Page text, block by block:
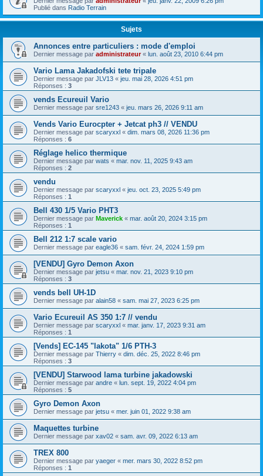
Publié dans Radio Terrain
Sujets
Annonces entre particuliers : mode d'emploi
Dernier message par administrateur« lun. août 23, 2010 6:44 pm
Vario Lama Jakadofski tete tripale
Dernier message par JLV13 « jeu. mai 28, 2026 4:51 pm
Réponses : 3
vends Ecureuil Vario
Dernier message par sre1243 « jeu. mars 26, 2026 9:11 am
Vends Vario Eurocpter + Jetcat ph3 // VENDU
Dernier message par scaryxxl « dim. mars 08, 2026 11:36 pm
Réponses : 6
Réglage helico thermique
Dernier message par wats « mar. nov. 11, 2025 9:43 am
Réponses : 2
vendu
Dernier message par scaryxxl « jeu. oct. 23, 2025 5:49 pm
Réponses : 1
Bell 430 1/5 Vario PHT3
Dernier message par Maverick « mar. août 20, 2024 3:15 pm
Réponses : 1
Bell 212 1:7 scale vario
Dernier message par eagle36 « sam. févr. 24, 2024 1:59 pm
[VENDU] Gyro Demon Axon
Dernier message par jetsu « mar. nov. 21, 2023 9:10 pm
Réponses : 3
vends bell UH-1D
Dernier message par alain58 « sam. mai 27, 2023 6:25 pm
Vario Ecureuil AS 350 1:7 // vendu
Dernier message par scaryxxl « mar. janv. 17, 2023 9:31 am
Réponses : 1
[Vends] EC-145 "lakota" 1/6 PTH-3
Dernier message par Thierry « dim. déc. 25, 2022 8:46 pm
Réponses : 3
[VENDU] Starwood lama turbine jakadowski
Dernier message par andre « lun. sept. 19, 2022 4:04 pm
Réponses : 5
Gyro Demon Axon
Dernier message par jetsu « mer. juin 01, 2022 9:38 am
Maquettes turbine
Dernier message par xav02 « sam. avr. 09, 2022 6:13 am
TREX 800
Dernier message par yaeger « mer. mars 30, 2022 8:52 pm
Réponses : 1